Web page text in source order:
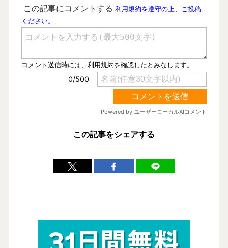
この記事をシェアする